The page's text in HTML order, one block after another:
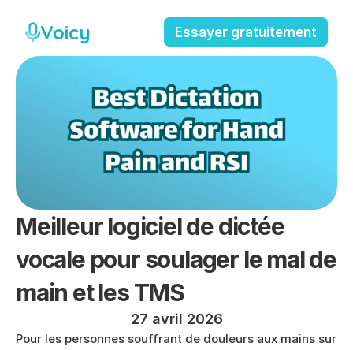
Voicy Essayer gratuitement
Meilleur logiciel de dictée
vocale pour soulager le mal de
main et les TMS
27 avril 2026
Pour les personnes souffrant de douleurs aux mains sur